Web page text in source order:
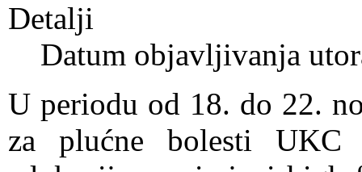
Detalji
Datum objavljivanja
U periodu od 18. do 22.
za plućne bolesti UKC